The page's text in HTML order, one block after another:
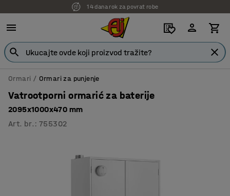
7 godina garancije
Ormari Ormari za punjenje
Vatrootporni ormarić za baterije
2095x1000x470 mm
Art. br. :755302